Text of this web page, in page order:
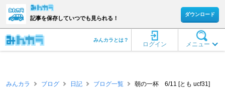
記事を保存していつでも見られる！
ダウンロード
メニュー
ログイン
みんカラとは？
みんカラ ブログ 日記 ブログ一覧 朝の一杯 6/11 [とも ucf31]